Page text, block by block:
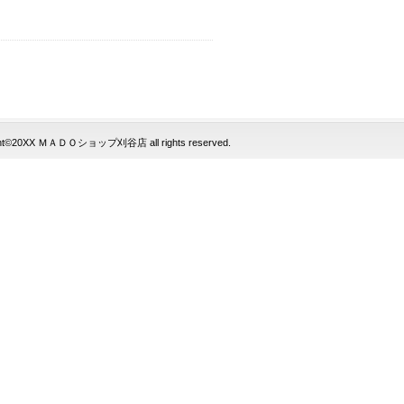
ＭＡＤＯショップ刈谷店 all rights reserved.